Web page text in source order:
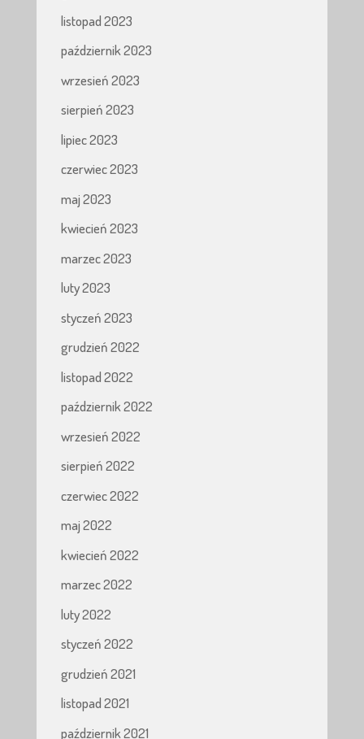
listopad 2023
październik 2023
wrzesień 2023
sierpień 2023
lipiec 2023
czerwiec 2023
maj 2023
kwiecień 2023
marzec 2023
luty 2023
styczeń 2023
grudzień 2022
listopad 2022
październik 2022
wrzesień 2022
sierpień 2022
czerwiec 2022
maj 2022
kwiecień 2022
marzec 2022
luty 2022
styczeń 2022
grudzień 2021
listopad 2021
październik 2021